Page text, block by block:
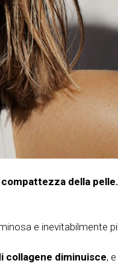
compattezza della pelle.
e inevitabilmente
collagene diminuisce,